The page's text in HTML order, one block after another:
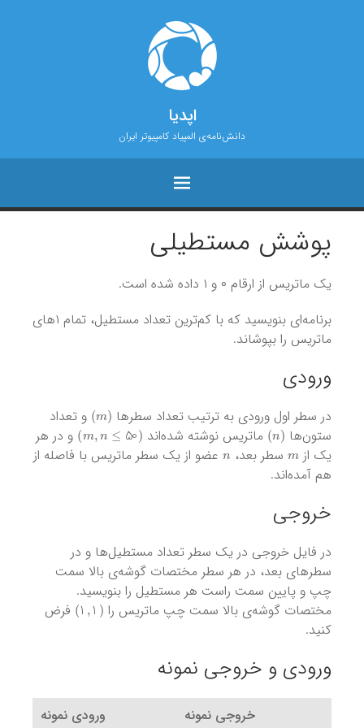
اپدیا
دانش‌نامه‌ی المپیاد کامپیوتر ایران
پوشش مستطیلی
یک ماتریس از ارقام ۰ و ۱ داده شده است.
برنامه‌ای بنویسید که با کم‌ترین تعداد مستطیل، تمام ۱‌های
ماتریس را بپوشاند.
ورودی
در سطر اول ورودی به ترتیب تعداد سطرها (
) و تعداد
ستون‌ها (
n
)ماتریس نوشته شده‌اند (
m,n≤50
) و در هر
یک از m سطر بعد، nعضو از یک سطر ماتریس با فاصله از
هم آمده‌اند.
خروجی
در فایل خروجی در یک سطر تعداد مستطیل‌ها و در
سطرهای بعد، در هر سطر مختصات گوشه‌ی بالا سمت
چپ و پایین سمت راست هر مستطیل را بنویسید.
مختصات گوشه‌ی بالا سمت چپ ماتریس را (
1,1
) فرض
کنید.
ورودی و خروجی نمونه
ورودی نمونه خروجی نمونه